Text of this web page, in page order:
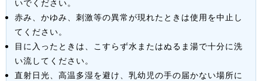
いでください。
赤み、かゆみ、刺激等の異常が現れたときは使用を中止し
てください。
目に入ったときは、こすらず水またはぬるま湯で十分に洗
い流してください。
直射日光、高温多湿を避け、乳幼児の手の届かない場所に